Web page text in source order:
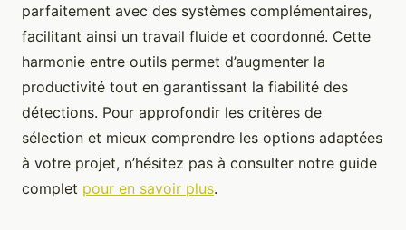
parfaitement avec des systèmes complémentaires,
facilitant ainsi un travail fluide et coordonné. Cette
harmonie entre outils permet d’augmenter la
productivité tout en garantissant la fiabilité des
détections. Pour approfondir les critères de
sélection et mieux comprendre les options adaptées
à votre projet, n’hésitez pas à consulter notre guide
complet pour en savoir plus.